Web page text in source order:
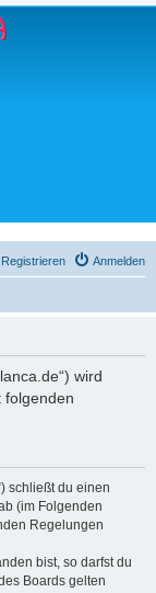
Anmelden
Registrieren
wird
folgenden
schließt du einen
(im Folgenden
Regelungen
bist, so darfst du
Boards gelten